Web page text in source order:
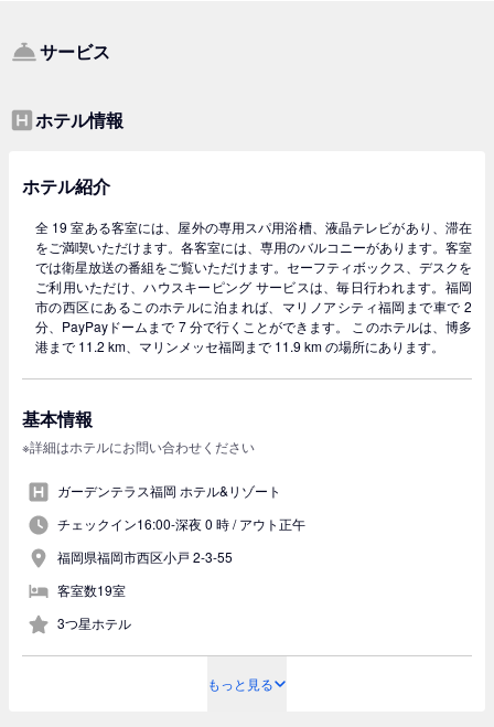
サービス
ホテル情報
ホテル紹介
全 19 室ある客室には、屋外の専用スパ用浴槽、液晶テレビがあり、滞在
をご満喫いただけます。各客室には、専用のバルコニーがあります。客室
では衛星放送の番組をご覧いただけます。セーフティボックス、デスクを
ご利用いただけ、ハウスキーピング サービスは、毎日行われます。福岡
市の西区にあるこのホテルに泊まれば、マリノアシティ福岡まで車で 2
分、PayPayドームまで 7 分で行くことができます。 このホテルは、博多
港まで 11.2 km、マリンメッセ福岡まで 11.9 km の場所にあります。
基本情報
※詳細はホテルにお問い合わせください
ガーデンテラス福岡 ホテル&リゾート
チェックイン16:00-深夜 0 時 /アウト正午
福岡県福岡市西区小戸 2-3-55
客室数19室
3つ星ホテル
もっと見る